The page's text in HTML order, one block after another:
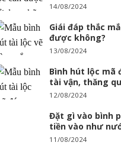
14/08/2024
Giái đáp thắc
được không?
13/08/2024
Bình hút lộc mã
tài vận, thăng
12/08/2024
Đặt gì vào bình
tiền vào như
11/08/2024